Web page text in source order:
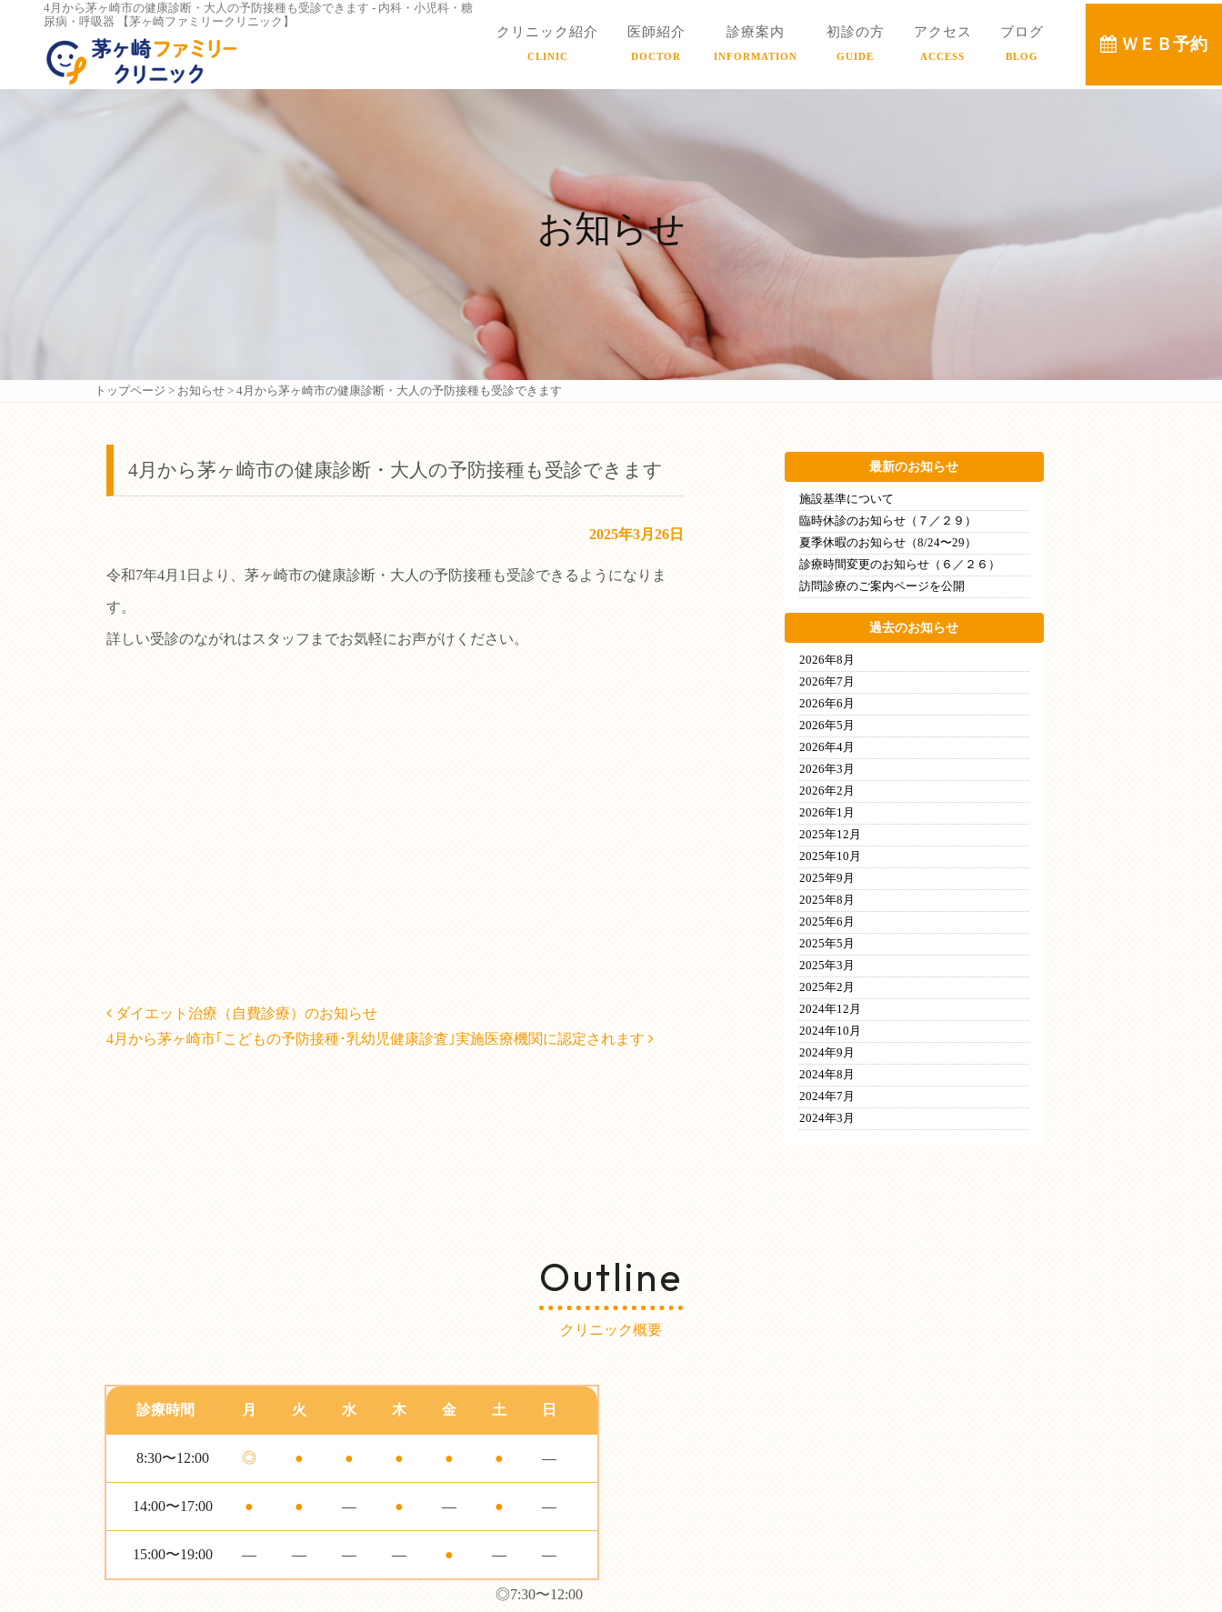
4月から茅ヶ崎市の健康診断・大人の予防接種も受診できます - 内科・小児科・糖
尿病・呼吸器 【茅ヶ崎ファミリークリニック】
クリニック紹介
CLINIC
医師紹介
DOCTOR
診療案内
INFORMATION
初診の方
GUIDE
アクセス
ACCESS
ブログ
BLOG
ＷＥＢ予約
お知らせ
トップページ > お知らせ > 4月から茅ヶ崎市の健康診断・大人の予防接種も受診できます
4月から茅ヶ崎市の健康診断・大人の予防接種も受診できます
2025年3月26日
令和7年4月1日より、茅ヶ崎市の健康診断・大人の予防接種も受診できるようになりま
す。
詳しい受診のながれはスタッフまでお気軽にお声がけください。
Post navigation
ダイエット治療（自費診療）のお知らせ
4月から茅ヶ崎市｢こどもの予防接種･乳幼児健康診査｣実施医療機関に認定されます
最新のお知らせ
施設基準について
臨時休診のお知らせ（７／２９）
夏季休暇のお知らせ（8/24〜29）
診療時間変更のお知らせ（６／２６）
訪問診療のご案内ページを公開
過去のお知らせ
2026年8月
2026年7月
2026年6月
2026年5月
2026年4月
2026年3月
2026年2月
2026年1月
2025年12月
2025年10月
2025年9月
2025年8月
2025年6月
2025年5月
2025年3月
2025年2月
2024年12月
2024年10月
2024年9月
2024年8月
2024年7月
2024年3月
Outline
クリニック概要
診療時間 月 火 水 木 金 土 日
8:30〜12:00 ◎ ● ● ● ● ● —
14:00〜17:00 ● ● — ● — ● —
15:00〜19:00 — — — — ● — —
◎7:30〜12:00